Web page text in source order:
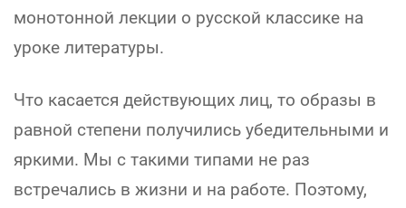
монотонной лекции о русской классике на
уроке литературы.
Что касается действующих лиц, то образы в
равной степени получились убедительными и
яркими. Мы с такими типами не раз
встречались в жизни и на работе. Поэтому,